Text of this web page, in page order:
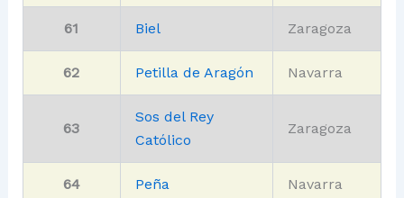
61 Biel Zaragoza
62 Petilla de Aragón Navarra
63
Sos del Rey
Católico
Zaragoza
64 Peña Navarra